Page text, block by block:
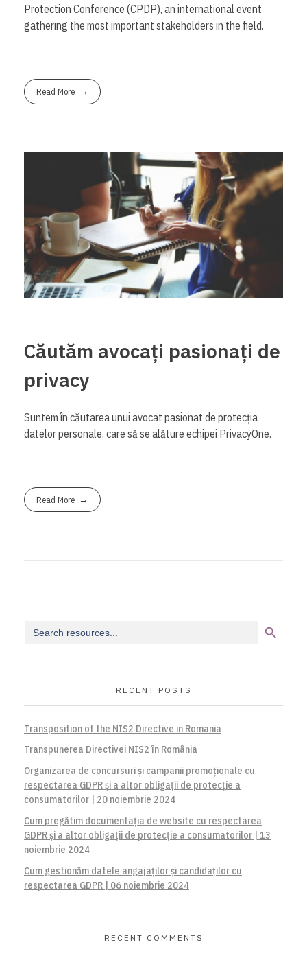
Protection Conference (CPDP), an international event
gathering the most important stakeholders in the field.
Read More
Căutăm avocați pasionați de
privacy
Suntem în căutarea unui avocat pasionat de protecția
datelor personale, care să se alăture echipei PrivacyOne.
Read More
for:
RECENT POSTS
Transposition of the NIS2 Directive in Romania
Transpunerea Directivei NIS2 în România
Organizarea de concursuri și campanii promoționale cu
respectarea GDPR și a altor obligații de protecție a
consumatorilor | 20 noiembrie 2024
Cum pregătim documentația de website cu respectarea
GDPR și a altor obligații de protecție a consumatorilor | 13
noiembrie 2024
Cum gestionăm datele angajaților și candidaților cu
respectarea GDPR | 06 noiembrie 2024
RECENT COMMENTS